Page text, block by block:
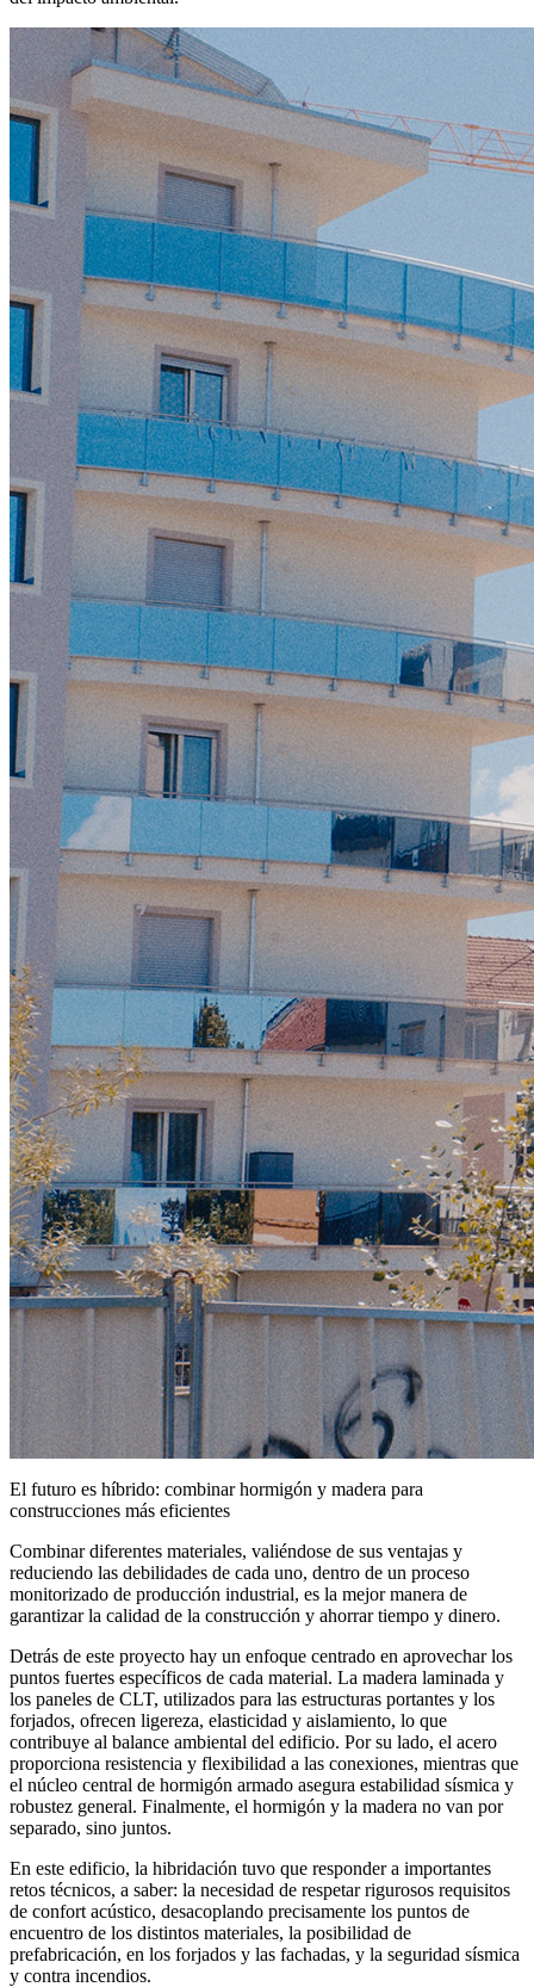
El futuro es híbrido: combinar hormigón y madera para
construcciones más eficientes
Combinar diferentes materiales, valiéndose de sus ventajas y
reduciendo las debilidades de cada uno, dentro de un proceso
monitorizado de producción industrial, es la mejor manera de
garantizar la calidad de la construcción y ahorrar tiempo y dinero.
Detrás de este proyecto hay un enfoque centrado en aprovechar los
puntos fuertes específicos de cada material. La madera laminada y
los paneles de CLT, utilizados para las estructuras portantes y los
forjados, ofrecen ligereza, elasticidad y aislamiento, lo que
contribuye al balance ambiental del edificio. Por su lado, el acero
proporciona resistencia y flexibilidad a las conexiones, mientras que
el núcleo central de hormigón armado asegura estabilidad sísmica y
robustez general. Finalmente, el hormigón y la madera no van por
separado, sino juntos.
En este edificio, la hibridación tuvo que responder a importantes
retos técnicos, a saber: la necesidad de respetar rigurosos requisitos
de confort acústico, desacoplando precisamente los puntos de
encuentro de los distintos materiales, la posibilidad de
prefabricación, en los forjados y las fachadas, y la seguridad sísmica
y contra incendios.